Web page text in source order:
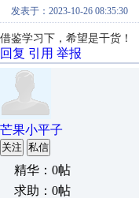
发表于：2023-10-26 08:35:30
借鉴学习下，希望是干货！
回复 引用 举报
芒果小平子
关注 私信
精华：0帖
求助：0帖